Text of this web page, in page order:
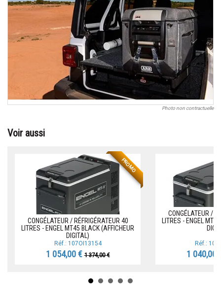
Photo non contractuelle
Voir aussi
PROMO
CONGÉLATEUR / RÉFRIGÉRATEUR 40
LITRES - ENGEL MT45 BLACK (AFFICHEUR
DIGITAL)
Réf.: 107OI13154
1 054,00 €1 374,00 €
CONGÉLATEUR /
LITRES - ENGEL
Réf.:
1 040,00